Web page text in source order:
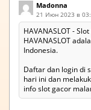
Madonna
21 Июн 2023 в
HAVANASLOT -
HAVANASLOT
Indonesia.
Daftar dan login di
hari ini dan
info slot gacor